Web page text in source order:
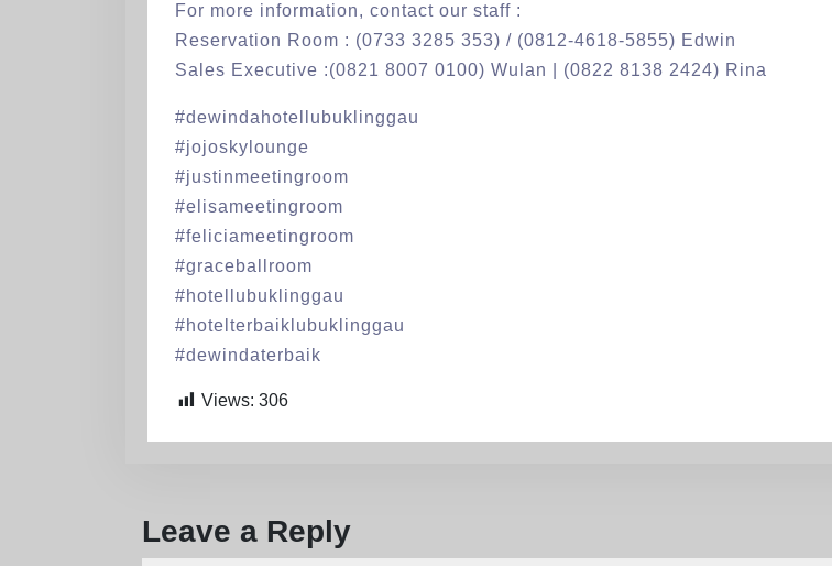
For more information, contact our staff :
Reservation Room : (0733 3285 353) / (0812-4618-5855) Edwin
Sales Executive :(0821 8007 0100) Wulan | (0822 8138 2424) Rina
#dewindahotellubuklinggau
#jojoskylounge
#justinmeetingroom
#elisameetingroom
#feliciameetingroom
#graceballroom
#hotellubuklinggau
#hotelterbaiklubuklinggau
#dewindaterbaik
Views: 306
Leave a Reply